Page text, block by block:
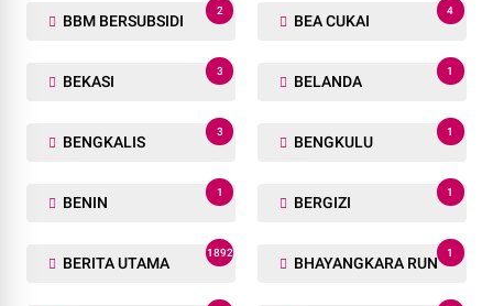
BBM BERSUBSIDI
2
BEA CUKAI
4
BEKASI
3
BELANDA
1
BENGKALIS
3
BENGKULU
1
BENIN
1
BERGIZI
1
BERITA UTAMA
1892
BHAYANGKARA RUN
1